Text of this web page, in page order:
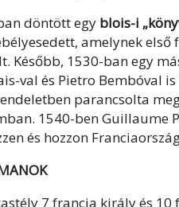
döntött egy blois-i
amelynek
Később, 1530-ban egy
val és Pietro Bembóval
parancsolta
1540-ben Guillaume
és hozzon
7 francia király és